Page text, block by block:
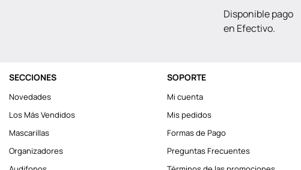
Disponible pago
en Efectivo.
SECCIONES
Novedades
Los Más Vendidos
Mascarillas
Organizadores
SOPORTE
Mi cuenta
Mis pedidos
Formas de Pago
Preguntas Frecuentes